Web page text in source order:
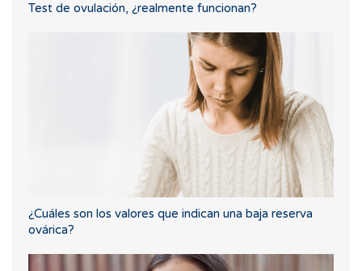
Test de ovulación, ¿realmente funcionan?
¿Cuáles son los valores que indican una baja reserva
ovárica?